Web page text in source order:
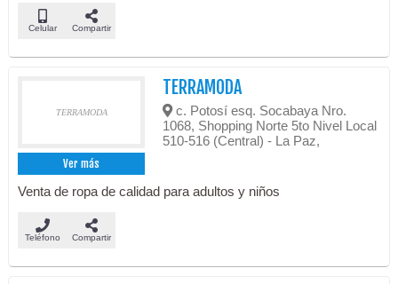
Celular Compartir
TERRAMODA
Ver más
TERRAMODA
c. Potosí esq. Socabaya Nro.
1068, Shopping Norte 5to Nivel Local
510-516 (Central) - La Paz,
Venta de ropa de calidad para adultos y niños
Teléfono Compartir